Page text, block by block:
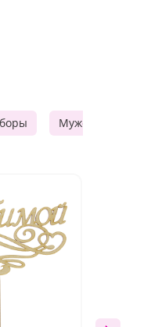
Мужские